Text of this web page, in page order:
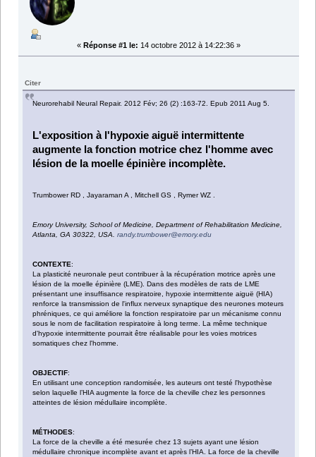
« Réponse #1 le: 14 octobre 2012 à 14:22:36 »
Citer
Neurorehabil Neural Repair. 2012 Fév; 26 (2) :163-72. Epub 2011 Aug 5.
L'exposition à l'hypoxie aiguë intermittente
augmente la fonction motrice chez l'homme avec
lésion de la moelle épinière incomplète.
Trumbower RD , Jayaraman A , Mitchell GS , Rymer WZ .
Emory University, School of Medicine, Department of Rehabilitation Medicine,
Atlanta, GA 30322, USA.randy.trumbower@emory.edu
CONTEXTE:
La plasticité neuronale peut contribuer à la récupération motrice après une
lésion de la moelle épinière (LME). Dans des modèles de rats de LME
présentant une insuffisance respiratoire, hypoxie intermittente aiguë (HIA)
renforce la transmission de l'influx nerveux synaptique des neurones moteurs
phréniques, ce qui améliore la fonction respiratoire par un mécanisme connu
sous le nom de facilitation respiratoire à long terme. La même technique
d'hypoxie intermittente pourrait être réalisable pour les voies motrices
somatiques chez l'homme.
OBJECTIF:
En utilisant une conception randomisée, les auteurs ont testé l'hypothèse
selon laquelle l’HIA augmente la force de la cheville chez les personnes
atteintes de lésion médullaire incomplète.
MÉTHODES:
La force de la cheville a été mesurée chez 13 sujets ayant une lésion
médullaire chronique incomplète avant et après l’HIA. La force de la cheville